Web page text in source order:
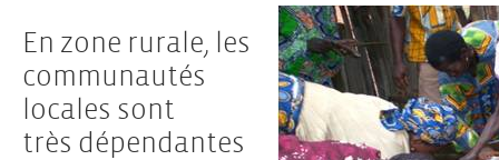
En zone rurale, les
communautés
locales sont
très dépendantes